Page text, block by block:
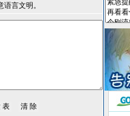
言文明。